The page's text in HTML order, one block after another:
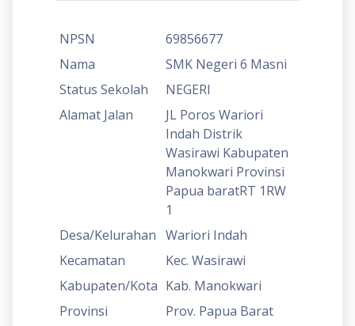
NPSN
69856677
Nama
SMK Negeri 6 Masni
Status Sekolah
NEGERI
Alamat Jalan
JL Poros Wariori
Indah Distrik
Wasirawi Kabupaten
Manokwari Provinsi
Papua baratRT 1RW
1
Desa/Kelurahan Wariori Indah
Kecamatan
Kec. Wasirawi
Kabupaten/Kota Kab. Manokwari
Provinsi
Prov. Papua Barat